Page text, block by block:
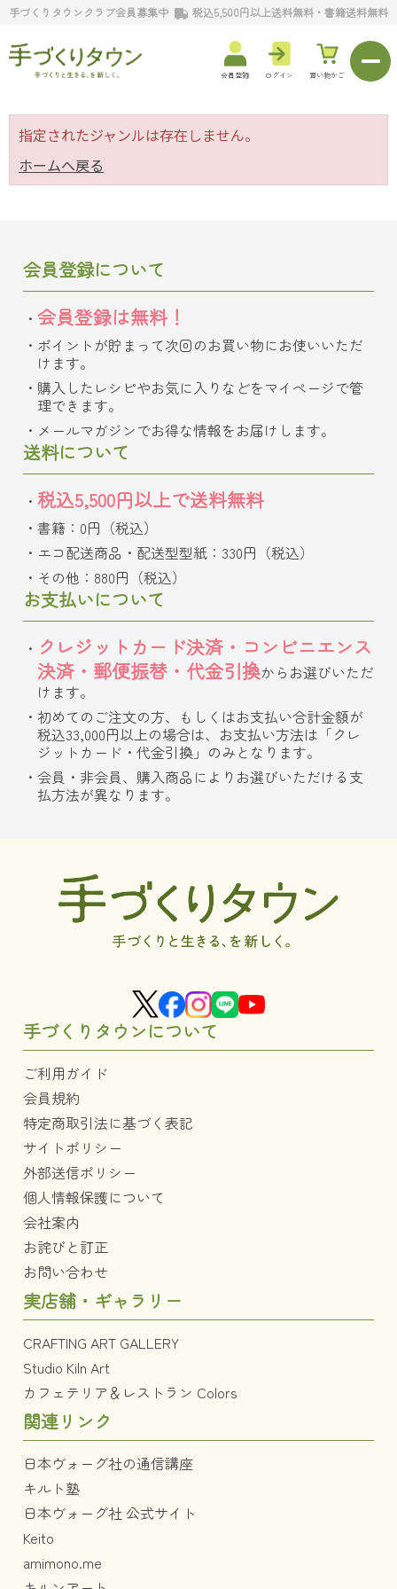
手づくりタウンクラブ会員募集中 税込5,500円以上送料無料・書籍送料無料
会員登録 ログイン 買い物かご
指定されたジャンルは存在しません。
ホームへ戻る
会員登録について
会員登録は無料！
ポイントが貯まって次回のお買い物にお使いいただ
けます。
購入したレシピやお気に入りなどをマイページで管
理できます。
メールマガジンでお得な情報をお届けします。
送料について
税込5,500円以上で送料無料
書籍：0円（税込）
エコ配送商品・配送型型紙：330円（税込）
その他：880円（税込）
お支払いについて
クレジットカード決済・コンビニエンス
決済・郵便振替・代金引換からお選びいただ
けます。
初めてのご注文の方、もしくはお支払い合計金額が
税込33,000円以上の場合は、お支払い方法は「クレ
ジットカード・代金引換」のみとなります。
会員・非会員、購入商品によりお選びいただける支
払方法が異なります。
手づくりタウンについて
ご利用ガイド
会員規約
特定商取引法に基づく表記
サイトポリシー
外部送信ポリシー
個人情報保護について
会社案内
お詫びと訂正
お問い合わせ
実店舗・ギャラリー
CRAFTING ART GALLERY
Studio Kiln Art
カフェテリア＆レストラン Colors
関連リンク
日本ヴォーグ社の通信講座
キルト塾
日本ヴォーグ社 公式サイト
Keito
amimono.me